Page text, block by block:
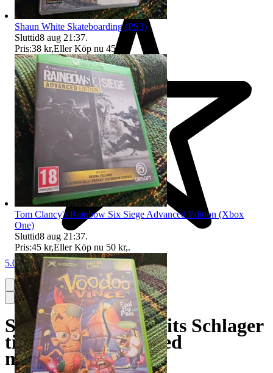
5.0
Singstar Svenska Hits Schlager
till Playstation 2 med
mikrofoner
Shaun White Skateboarding (PS3)
Sluttid8 aug 21:37.
Pris:38 kr,Eller Köp nu 45 kr
Tom Clancy's Rainbow Six Siege Advanced Edition (Xbox
One)
Sluttid8 aug 21:37.
Pris:45 kr,Eller Köp nu 50 kr,.